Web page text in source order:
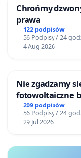
wzrosnąć w 2026
Planowane
dramatycznie
teraz) oznacza,
medycynę, nigdy
Polsce.
Rażąca
rządzących
Chrońmy
prawa
122 podpisów
56 Podpisy / 24
4 Aug 2026
Nie zgadzamy
fotowoltaiczne
mieszkańców
209 podpisów
56 Podpisy / 24
29 Jul 2026